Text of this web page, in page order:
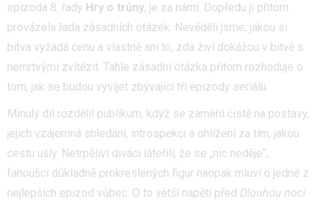
epizoda 8. řady Hry o trůny, je za námi. Dopředu ji přitom
provázela řada zásadních otázek. Nevěděli jsme, jakou si
bitva vyžádá cenu a vlastně ani to, zda živí dokážou v bitvě s
nemrtvými zvítězit. Tahle zásadní otázka přitom rozhoduje o
tom, jak se budou vyvíjet zbývající tři epizody seriálu.
Minulý díl rozdělil publikum, když se zaměřil čistě na postavy,
jejich vzájemná shledání, introspekci a ohlížení za tím, jakou
cestu ušly. Netrpěliví diváci láteřili, že se „nic neděje“,
fanoušci důkladně prokreslených figur naopak mluví o jedné z
nejlepších epizod vůbec. O to větší napětí před Dlouhou nocí